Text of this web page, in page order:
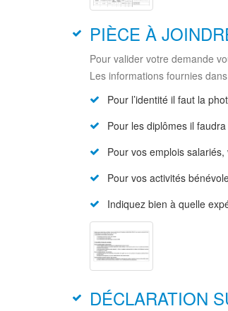
PIÈCE À
Pour valider votre demande
Les informations fournies
Pour l’identité il faut la
Pour les diplômes il
Pour vos emplois
Pour vos activités
Indiquez bien à quelle
DÉCLARATION